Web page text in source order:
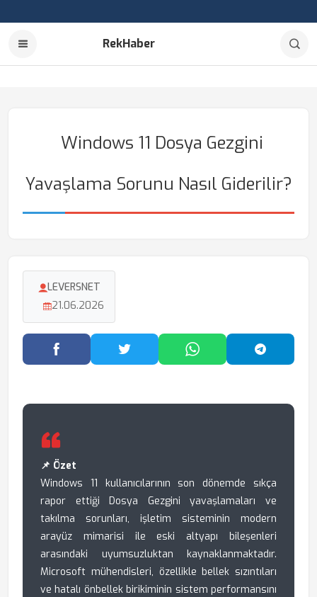
RekHaber
Windows 11 Dosya Gezgini
Yavaşlama Sorunu Nasıl Giderilir?
LEVERSNET
21.06.2026
Facebook'ta PaylaşTwitter'da PaylaşWhatsApp'ta Paylaş
📌 Özet
Windows 11 kullanıcılarının son dönemde sıkça
rapor ettiği Dosya Gezgini yavaşlamaları ve
takılma sorunları, işletim sisteminin modern
arayüz mimarisi ile eski altyapı bileşenleri
arasındaki uyumsuzluktan kaynaklanmaktadır.
Microsoft mühendisleri, özellikle bellek sızıntıları
ve hatalı önbellek birikiminin sistem performansını